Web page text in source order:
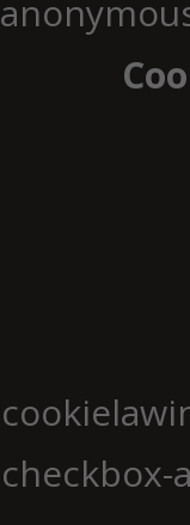
checkbox-